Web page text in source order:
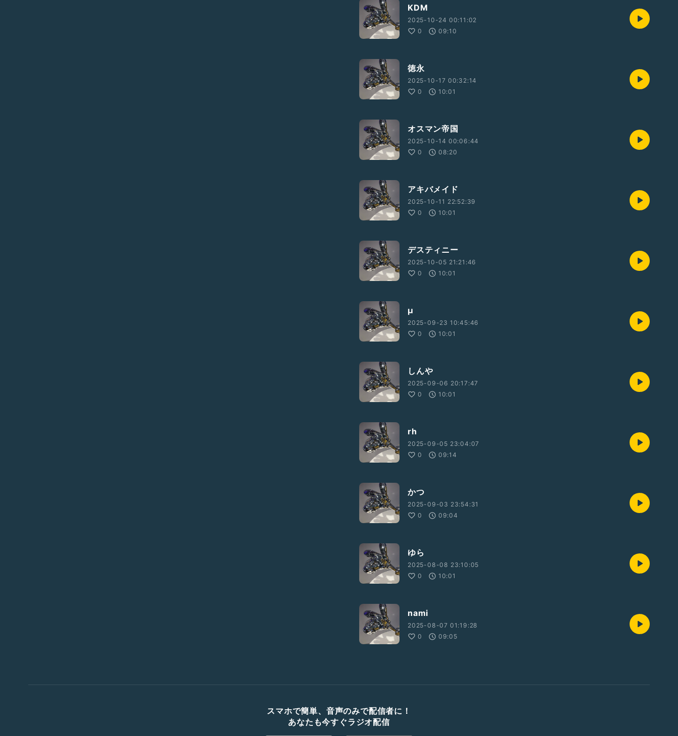
KDM
2025-10-24 00:11:02
0
09:10
徳永
2025-10-17 00:32:14
0
10:01
オスマン帝国
2025-10-14 00:06:44
0
08:20
アキバメイド
2025-10-11 22:52:39
0
10:01
デスティニー
2025-10-05 21:21:46
0
10:01
μ
2025-09-23 10:45:46
0
10:01
しんや
2025-09-06 20:17:47
0
10:01
rh
2025-09-05 23:04:07
0
09:14
かつ
2025-09-03 23:54:31
0
09:04
ゆら
2025-08-08 23:10:05
0
10:01
nami
2025-08-07 01:19:28
0
09:05
スマホで簡単、音声のみで配信者に！
あなたも今すぐラジオ配信